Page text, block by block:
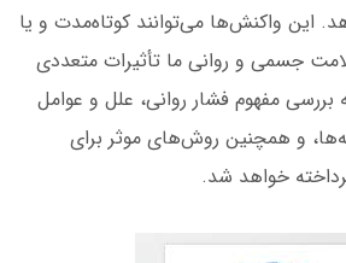
این واکنش‌ها می‌توانند کوتاه‌مدت و یا
جسمی و روانی ما تأثیرات متعددی
بررسی مفهوم فشار روانی، علل و عوامل
و همچنین روش‌های موثر برای
خواهد شد.